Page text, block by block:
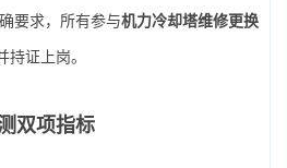
要求，所有参与机力冷却塔维修更换
证上岗。
双项指标